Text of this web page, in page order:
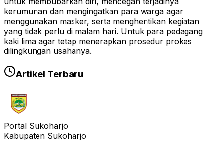
kerumunan dan mengingatkan para warga agar
menggunakan masker, serta menghentikan kegiatan
yang tidak perlu di malam hari. Untuk para pedagang
kaki lima agar tetap menerapkan prosedur prokes
dilingkungan usahanya.
Artikel Terbaru
Portal Sukoharjo
Kabupaten Sukoharjo